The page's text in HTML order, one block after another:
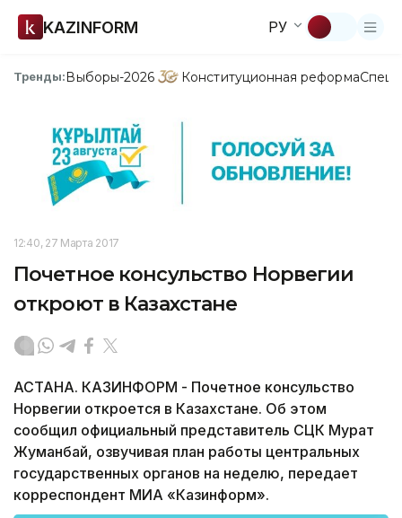
KAZINFORM РУ
Тренды:Выборы-2026 Конституционная реформа
12:40, 27 Марта 2017
Почетное консульство Норвегии
откроют в Казахстане
АСТАНА. КАЗИНФОРМ - Почетное консульство
Норвегии откроется в Казахстане. Об этом
сообщил официальный представитель СЦК Мурат
Жуманбай, озвучивая план работы центральных
государственных органов на неделю, передает
корреспондент МИА «Казинформ».